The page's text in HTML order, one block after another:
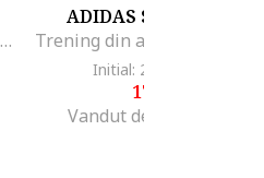
Trening din amestec de bumbac cu logo, Albastru ultramarin
ADIDAS SPORTSWEAR
Initial: 285
179
Vandut de Fashion Days